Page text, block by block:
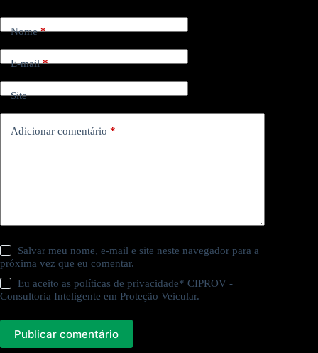
Nome*
E-mail*
Site
Adicionar comentário *
Salvar meu nome, e-mail e site neste navegador para a
próxima vez que eu comentar.
Eu aceito aspolíticas de privacidade* CIPROV -
Consultoria Inteligente em Proteção Veicular.
Publicar comentário